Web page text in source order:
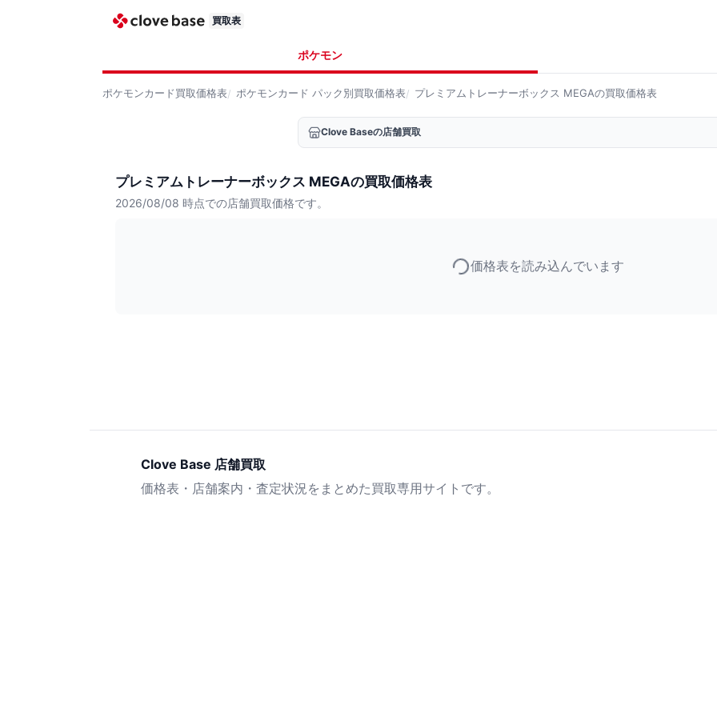
買取表
ポケモン
ポケモンカード買取価格表 ポケモンカード パック別買取価格表 プレミアムトレーナーボックス MEGAの買取価格表
Clove Baseの店舗買取
プレミアムトレーナーボックス MEGAの買取価格表
2026/08/08 時点での店舗買取価格です。
価格表を読み込んでいます
Clove Base 店舗買取
価格表・店舗案内・査定状況をまとめた買取専用サイトです。